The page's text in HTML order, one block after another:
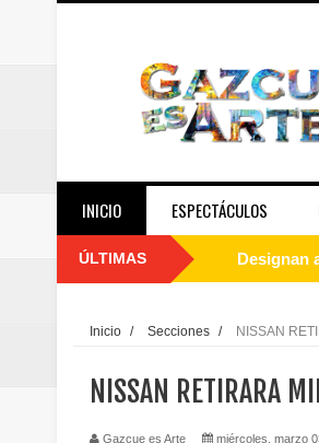
INICIO ESPECTÁCULOS
ÚLTIMAS Designan
Inicio / Secciones / NISSAN
NISSAN RETIRARA
Gazcue es Arte miércoles, marzo